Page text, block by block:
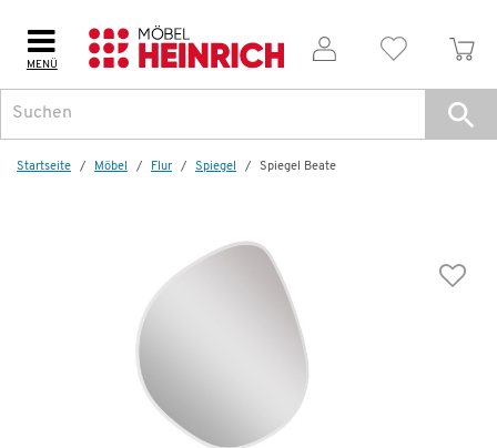
MENÜ
Startseite Möbel Flur Spiegel Spiegel Beate